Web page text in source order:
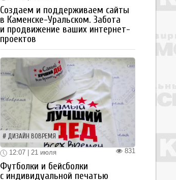
Создаем и поддерживаем сайты
в Каменске-Уральском. Забота
и продвижение ваших интернет-
проектов
ДИЗАЙН ВОВРЕМЯ
831
12:07 | 21 июля
Футболки и бейсболки
с индивидуальной печатью